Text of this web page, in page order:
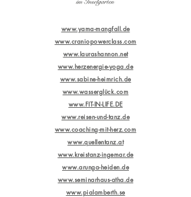
www.yama-mangfall.de
www.craniopowerclass.com
www.laurashannon.net
www.herzenergie-yoga.de
www.sabine-heimrich.de
www.wasserglück.com
www.FIT-IN-LIFE.DE
www.reisen-und-tanz.de
www.coaching-mit-herz.com
www.quellentanz.at
www.kreistanz-ingemar.de
www.arunga-heiden.de
www.seminarhaus-atha.de
www.pialamberth.se